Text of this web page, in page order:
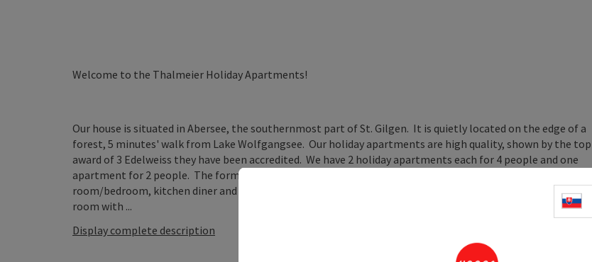
Welcome to the Thalmeier Holiday Apartments!
Our house is situated in Abersee, the southernmost part of St. Gilgen. It is quietly located on the edge of a
forest, 5 minutes' walk from Lake Wolfgangsee. Our holiday apartments are high quality, shown by the top
award of 3 Edelweiss they have been accredited. We have 2 holiday apartments each for 4 people and one
apartment for 2 people. The former are 55 m² in size and comprise: entrance lobby, bathroom/WC, living
room/bedroom, kitchen diner and a bedroom. The smaller apartment is 45 m² and comprises: a large living
room with ...
Display complete description